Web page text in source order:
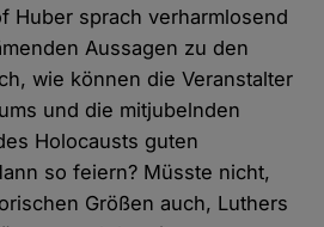
Huber sprach verharmlosend
Aussagen zu den
wie können die Veranstalter
und die mitjubelnden
Holocausts guten
so feiern? Müsste nicht,
Größen auch, Luthers